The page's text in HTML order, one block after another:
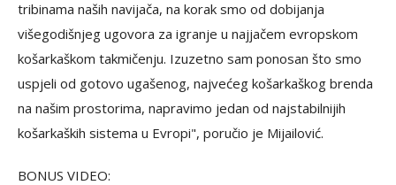
tribinama naših navijača, na korak smo od dobijanja
višegodišnjeg ugovora za igranje u najjačem evropskom
košarkaškom takmičenju. Izuzetno sam ponosan što smo
uspjeli od gotovo ugašenog, najvećeg košarkaškog brenda
na našim prostorima, napravimo jedan od najstabilnijih
košarkaških sistema u Evropi", poručio je Mijailović.
BONUS VIDEO: